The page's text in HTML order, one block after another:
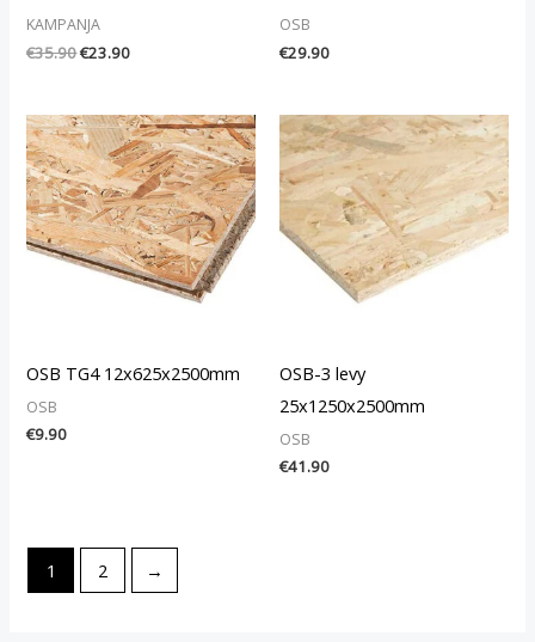
KAMPANJA
€35.90€23.90
OSB
€29.90
OSB TG4 12x625x2500mm
OSB
€9.90
OSB-3 levy
25x1250x2500mm
OSB
€41.90
1 2 →